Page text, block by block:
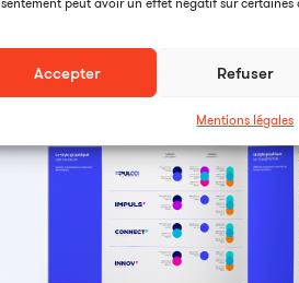
Accepter Refuser
Mentions légales